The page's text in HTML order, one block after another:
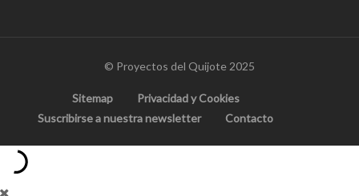
© Proyectos del Quijote 2025
Sitemap
Privacidad y Cookies
Suscribirse a nuestra newsletter
Contacto